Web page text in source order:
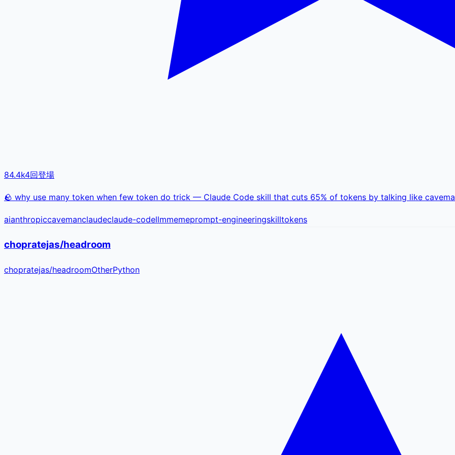
84.4k4回登場
🪨 why use many token when few token do trick — Claude Code skill that cuts 65% of tokens by talking like
aianthropiccavemanclaudeclaude-codellmmemeprompt-engineeringskilltokens
chopratejas/headroom
chopratejas/headroomOtherPython